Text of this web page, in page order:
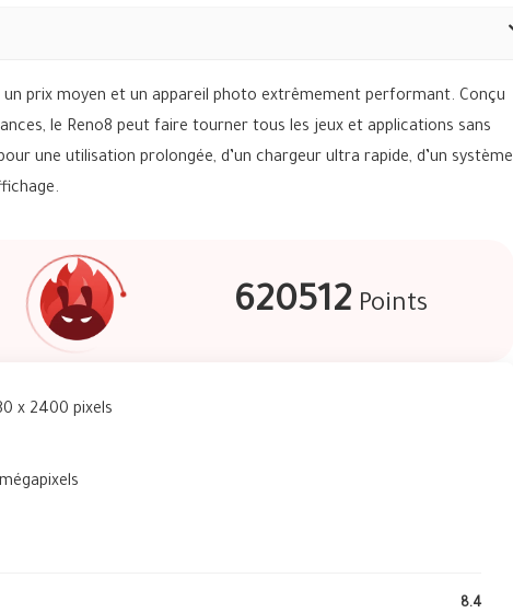
un prix moyen et un appareil photo extrêmement performant. Conçu
le Reno8 peut faire tourner tous les jeux et applications sans
une utilisation prolongée, d’un chargeur ultra rapide, d’un système
620512 Points
x 2400 pixels
8.4